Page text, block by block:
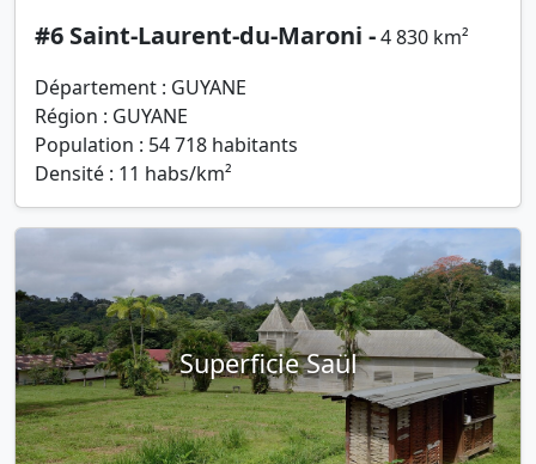
#6 Saint-Laurent-du-Maroni -4 830 km²
Département : GUYANE
Région : GUYANE
Population : 54 718 habitants
Densité : 11 habs/km²
Superficie Saül